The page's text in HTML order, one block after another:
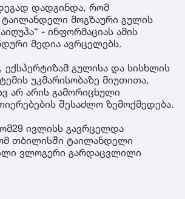
დადგინდა, რომ
მოგზაური გულის
- ინფორმაციას ამის
მედია ავრცელებს.
ექსპერტიზამ გულისა და სისხლის
უკმარისობაზე მიუთითა,
არ არის გამორიცხული
შესაძლო ზემოქმედება.
ივლისს გავრცელდა
თბილისში ტაილანდელი
ვლოგერი გარდაცვლილი